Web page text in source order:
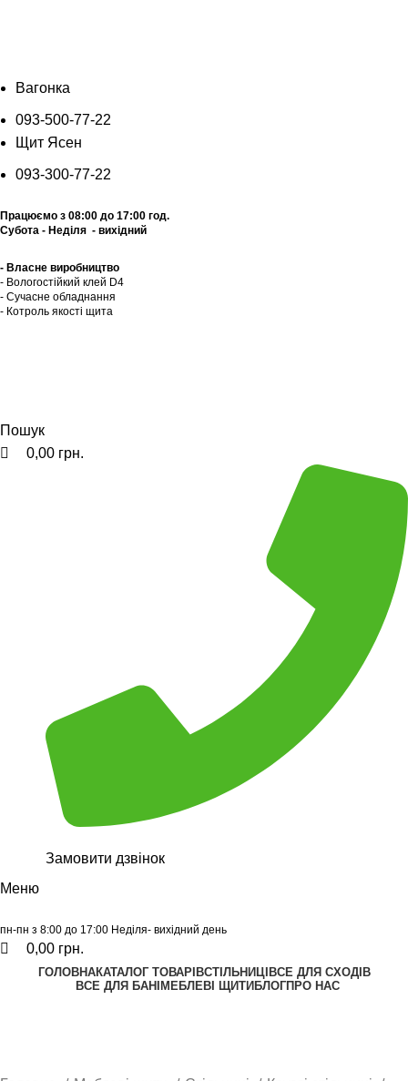
Вагонка
093-500-77-22
Щит Ясен
093-300-77-22
Працюємо з 08:00 до 17:00 год.
Субота - Неділя - вихідний
- Власне виробництво
- Вологостійкий клей D4
- Сучасне обладнання
- Котроль якоcті щита
Пошук
0,00 грн.
Замовити дзвінок
Меню
пн-пн з 8:00 до 17:00 Неділя- вихідний день
0,00 грн.
ГОЛОВНАКАТАЛОГ ТОВАРІВСТІЛЬНИЦІ ВСЕ ДЛЯ СХОДІВ
ВСЕ ДЛЯ БАНІ МЕБЛЕВІ ЩИТИ БЛОГПРО НАС